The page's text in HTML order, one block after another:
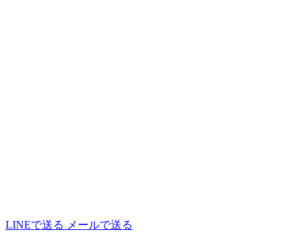
LINEで送る メールで送る